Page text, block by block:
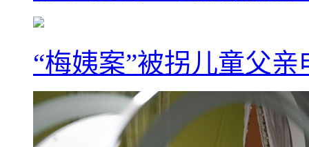
“梅姨案”被拐儿童父